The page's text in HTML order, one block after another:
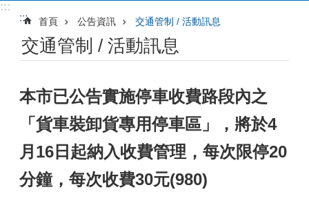
:::
:::
首頁 公告資訊 交通管制 / 活動訊息
交通管制 / 活動訊息
本市已公告實施停車收費路段內之
「貨車裝卸貨專用停車區」，將於4
月16日起納入收費管理，每次限停20
分鐘，每次收費30元(980)